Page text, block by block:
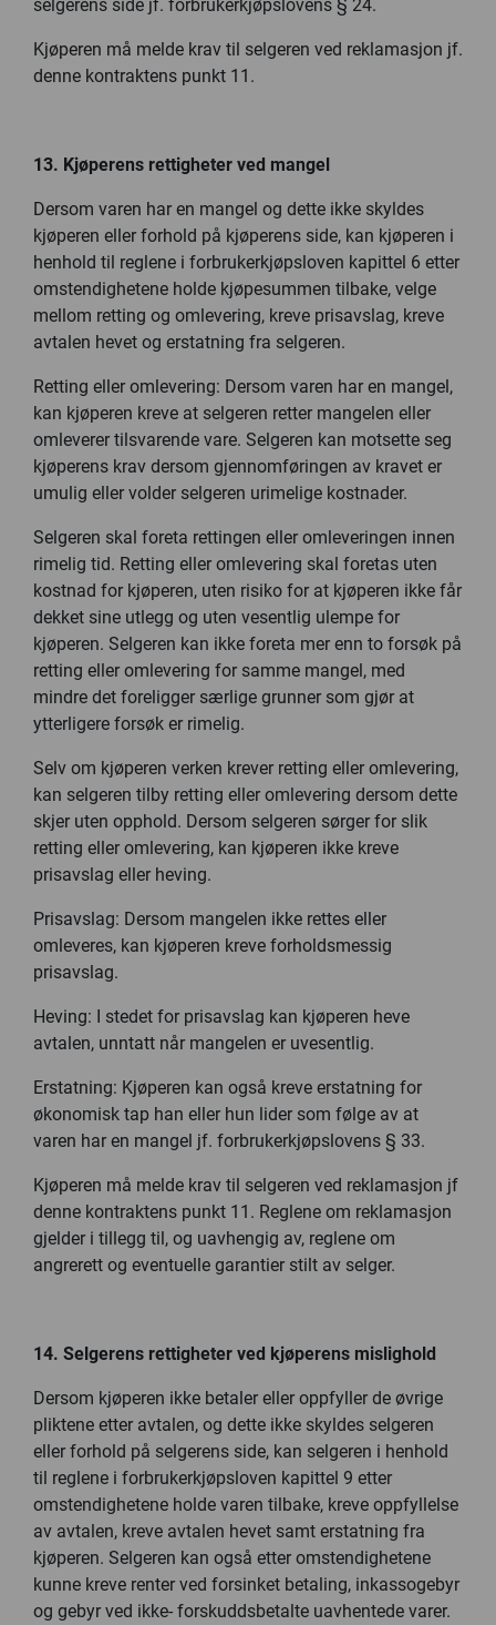
selgerens side jf. forbrukerkjøpslovens § 24.
Kjøperen må melde krav til selgeren ved reklamasjon jf.
denne kontraktens punkt 11.
13. Kjøperens rettigheter ved mangel
Dersom varen har en mangel og dette ikke skyldes
kjøperen eller forhold på kjøperens side, kan kjøperen i
henhold til reglene i forbrukerkjøpsloven kapittel 6 etter
omstendighetene holde kjøpesummen tilbake, velge
mellom retting og omlevering, kreve prisavslag, kreve
avtalen hevet og erstatning fra selgeren.
Retting eller omlevering: Dersom varen har en mangel,
kan kjøperen kreve at selgeren retter mangelen eller
omleverer tilsvarende vare. Selgeren kan motsette seg
kjøperens krav dersom gjennomføringen av kravet er
umulig eller volder selgeren urimelige kostnader.
Selgeren skal foreta rettingen eller omleveringen innen
rimelig tid. Retting eller omlevering skal foretas uten
kostnad for kjøperen, uten risiko for at kjøperen ikke får
dekket sine utlegg og uten vesentlig ulempe for
kjøperen. Selgeren kan ikke foreta mer enn to forsøk på
retting eller omlevering for samme mangel, med
mindre det foreligger særlige grunner som gjør at
ytterligere forsøk er rimelig.
Selv om kjøperen verken krever retting eller omlevering,
kan selgeren tilby retting eller omlevering dersom dette
skjer uten opphold. Dersom selgeren sørger for slik
retting eller omlevering, kan kjøperen ikke kreve
prisavslag eller heving.
Prisavslag: Dersom mangelen ikke rettes eller
omleveres, kan kjøperen kreve forholdsmessig
prisavslag.
Heving: I stedet for prisavslag kan kjøperen heve
avtalen, unntatt når mangelen er uvesentlig.
Erstatning: Kjøperen kan også kreve erstatning for
økonomisk tap han eller hun lider som følge av at
varen har en mangel jf. forbrukerkjøpslovens § 33.
Kjøperen må melde krav til selgeren ved reklamasjon jf
denne kontraktens punkt 11. Reglene om reklamasjon
gjelder i tillegg til, og uavhengig av, reglene om
angrerett og eventuelle garantier stilt av selger.
14. Selgerens rettigheter ved kjøperens mislighold
Dersom kjøperen ikke betaler eller oppfyller de øvrige
pliktene etter avtalen, og dette ikke skyldes selgeren
eller forhold på selgerens side, kan selgeren i henhold
til reglene i forbrukerkjøpsloven kapittel 9 etter
omstendighetene holde varen tilbake, kreve oppfyllelse
av avtalen, kreve avtalen hevet samt erstatning fra
kjøperen. Selgeren kan også etter omstendighetene
kunne kreve renter ved forsinket betaling, inkassogebyr
og gebyr ved ikke- forskuddsbetalte uavhentede varer.